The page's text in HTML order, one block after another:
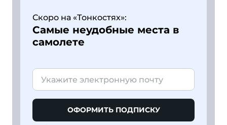
Скоро на «Тонкостях»:
Самые неудобные места в
самолете
ОФОРМИТЬ ПОДПИСКУ